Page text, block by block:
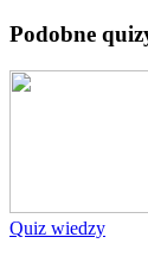
Podobne
Quiz wiedzy